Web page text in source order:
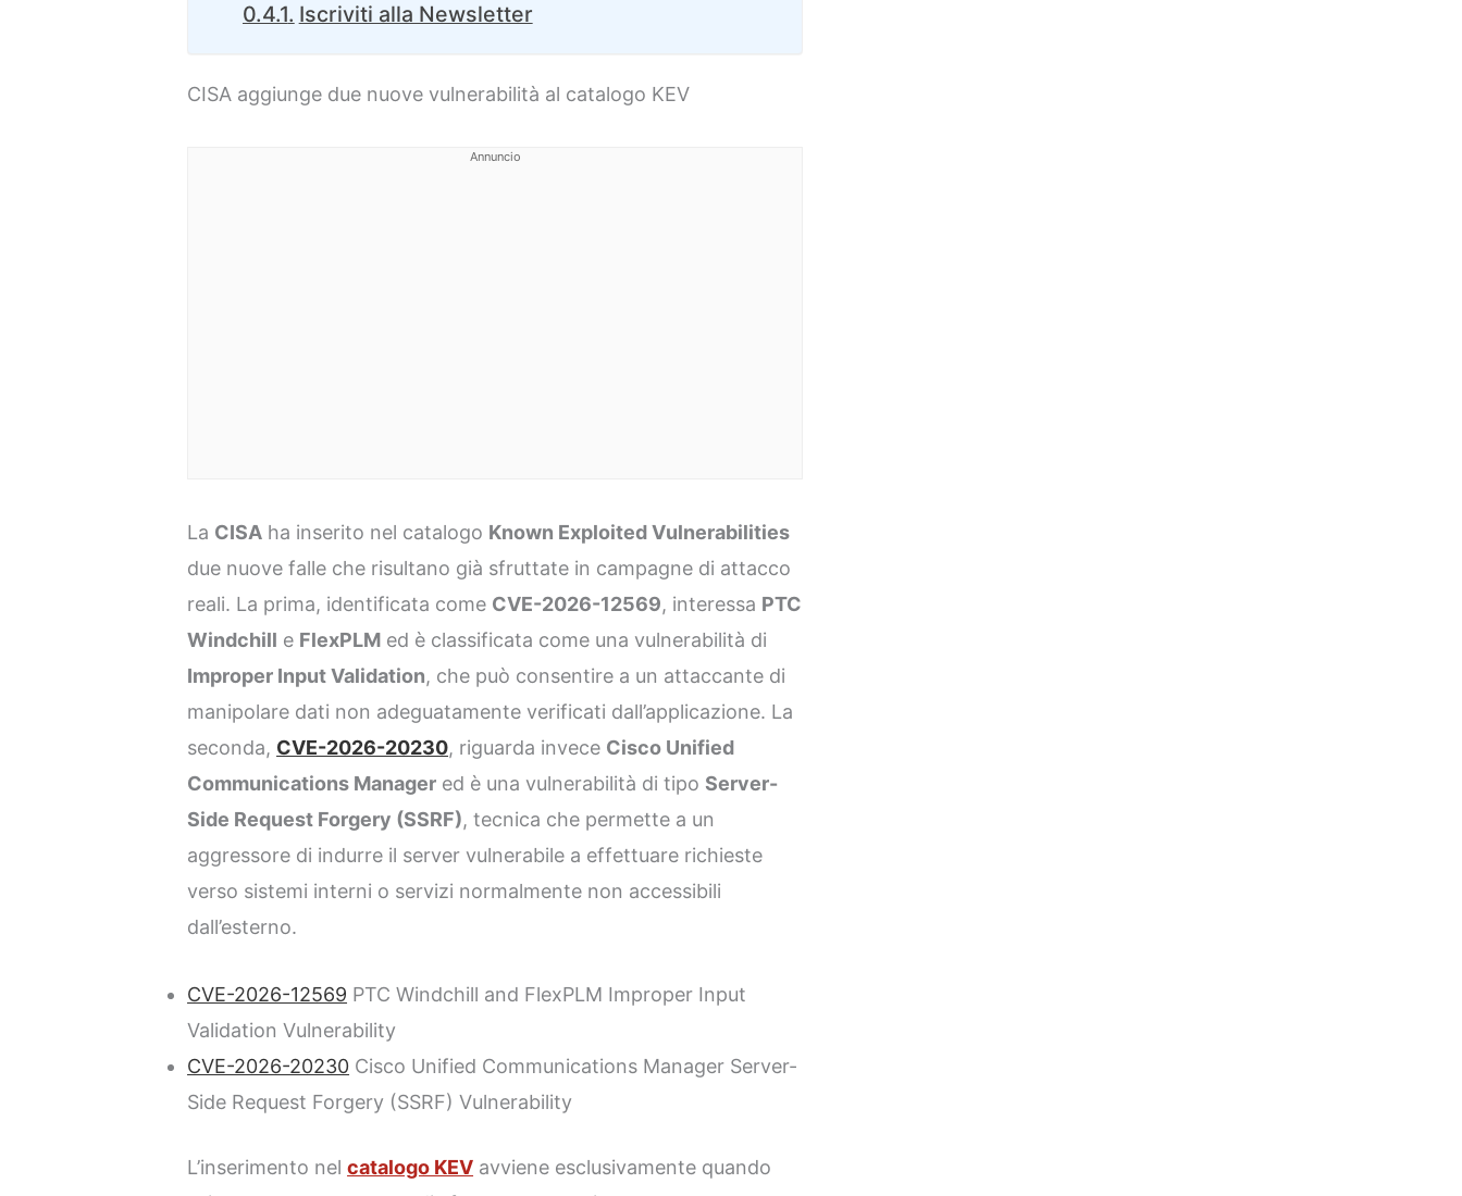
Iscriviti alla Newsletter
CISA aggiunge due nuove vulnerabilità al catalogo KEV
Annuncio
La CISA ha inserito nel catalogo Known Exploited Vulnerabilities
due nuove falle che risultano già sfruttate in campagne di attacco
reali. La prima, identificata come CVE-2026-12569, interessa PTC
Windchill e FlexPLM ed è classificata come una vulnerabilità di
Improper Input Validation, che può consentire a un attaccante di
manipolare dati non adeguatamente verificati dall’applicazione. La
seconda, CVE-2026-20230, riguarda invece Cisco Unified
Communications Manager ed è una vulnerabilità di tipo Server-
Side Request Forgery (SSRF), tecnica che permette a un
aggressore di indurre il server vulnerabile a effettuare richieste
verso sistemi interni o servizi normalmente non accessibili
dall’esterno.
CVE-2026-12569 PTC Windchill and FlexPLM Improper Input
Validation Vulnerability
CVE-2026-20230 Cisco Unified Communications Manager Server-
Side Request Forgery (SSRF) Vulnerability
L’inserimento nelcatalogo KEV avviene esclusivamente quando